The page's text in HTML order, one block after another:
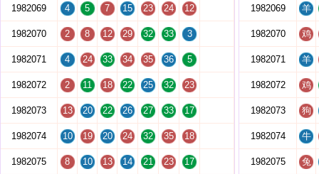
1982069 4 5 7 15 23 24 12
1982070 2 8 12 29 32 33 3
1982071 4 24 33 34 35 36 5
1982072 2 11 18 22 25 32 23
1982073 13 20 22 26 27 33 17
1982074 10 19 20 24 32 35 18
1982075 8 10 13 14 21 23 17
1982069 羊
1982070 鸡
1982071 羊
1982072 鸡
1982073 狗
1982074 牛
1982075 兔